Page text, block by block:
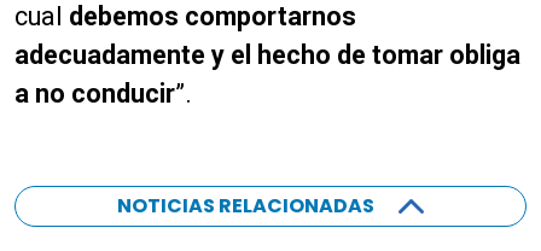
i
o
cual debemos comportarnos
adecuadamente y el hecho de tomar obliga
a no conducir”.
NOTICIAS RELACIONADAS